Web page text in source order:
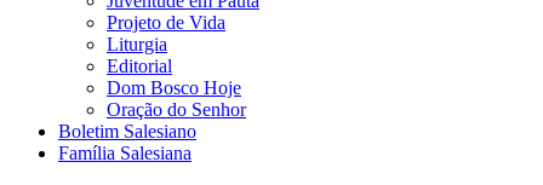
Projeto de Vida
Liturgia
Editorial
Dom Bosco Hoje
Oração do Senhor
Boletim Salesiano
Família Salesiana